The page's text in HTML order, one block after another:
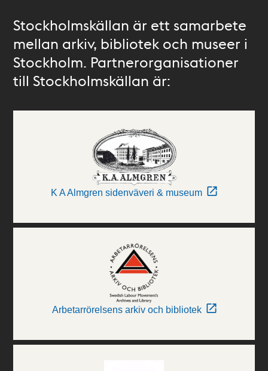
Stockholmskällan är ett samarbete
mellan arkiv, bibliotek och museer i
Stockholm. Partnerorganisationer
till Stockholmskällan är:
K A Almgren sidenväveri & museum
Arbetarrörelsens arkiv och bibliotek